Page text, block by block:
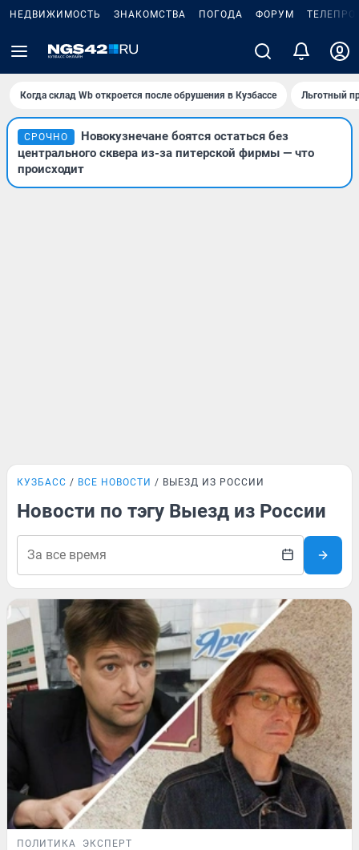
НЕДВИЖИМОСТЬ ЗНАКОМСТВА ПОГОДА ФОРУМ
Когда склад Wb откроется после обрушения в Кузбассе Льготный
СРОЧНО
Новокузнечане боятся остаться без
центрального сквера из-за питерской фирмы — что
происходит
КУЗБАСС ВСЕ НОВОСТИ ВЫЕЗД ИЗ РОССИИ
Новости по тэгу Выезд из России
ПОЛИТИКА ЭКСПЕРТ